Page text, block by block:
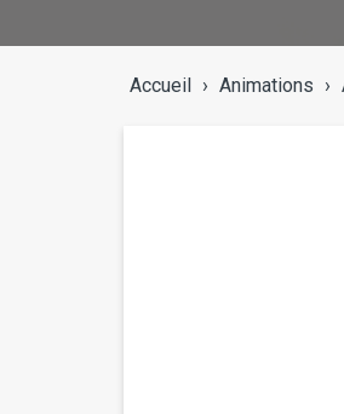
Accueil › Animations ›